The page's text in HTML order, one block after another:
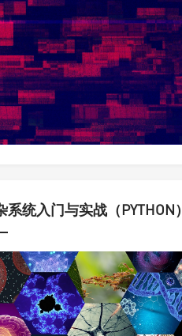
系统入门与实战（PYTHON）